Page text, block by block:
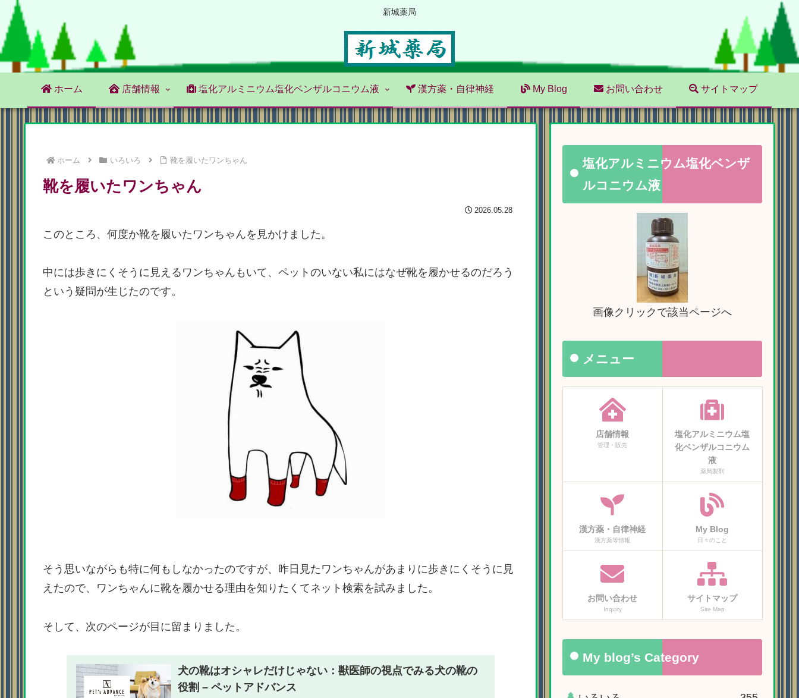
新城薬局
ホーム 店舗情報 塩化アルミニウム塩化ベンザルコニウム液 漢方薬・自律神経 My Blog お問い合わせ サイトマップ
ホーム いろいろ 靴を履いたワンちゃん
靴を履いたワンちゃん
2026.05.28
このところ、何度か靴を履いたワンちゃんを見かけました。
中には歩きにくそうに見えるワンちゃんもいて、ペットのいない私にはなぜ靴を履かせるのだろう
という疑問が生じたのです。
そう思いながらも特に何もしなかったのですが、昨日見たワンちゃんがあまりに歩きにくそうに見
えたので、ワンちゃんに靴を履かせる理由を知りたくてネット検索を試みました。
そして、次のページが目に留まりました。
犬の靴はオシャレだけじゃない：獣医師の視点でみる犬の靴の
役割 – ペットアドバンス
塩化アルミニウム塩化ベンザ
ルコニウム液
画像クリックで該当ページへ
メニュー
店舗情報
管理・販売
塩化アルミニウム塩
化ベンザルコニウム
液
薬局製剤
漢方薬・自律神経
漢方薬等情報
My Blog
日々のこと
お問い合わせ
Inquiry
サイトマップ
Site Map
My blog’s Category